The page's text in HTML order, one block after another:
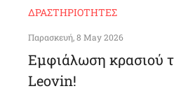
ΔΡΑΣΤΗΡΙΌΤΗΤΕΣ
Παρασκευή, 8 May 2026
Εμφιάλωση κρασιού
Leovin!